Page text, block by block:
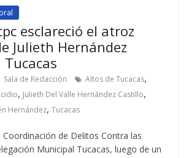
esclareció el atroz
Julieth Hernández
Sala de Redacción Altos de Tucacas,
, Julieth Del Valle Hernández Castillo,
Hernández,Tucacas
Coordinación de Delitos Contra las
Municipal Tucacas, luego de un